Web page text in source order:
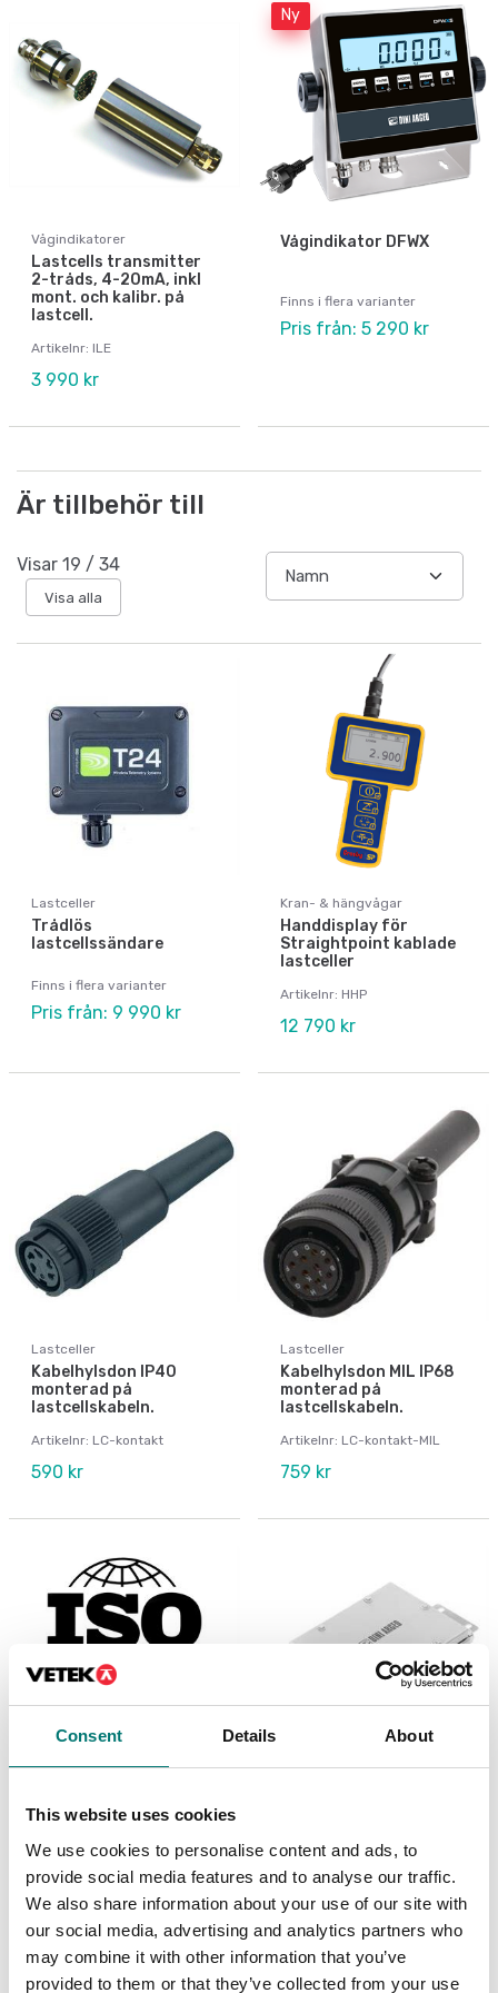
Consent Details About
This website uses cookies
We use cookies to personalise content and ads, to
provide social media features and to analyse our traffic.
We also share information about your use of our site with
our social media, advertising and analytics partners who
may combine it with other information that you’ve
provided to them or that they’ve collected from your use
Vågindikatorer
Lastcells transmitter
2-tråds, 4-20mA, inkl
mont. och kalibr. på
lastcell.
Artikelnr: ILE
3 990 kr
Ny
Vågindikator DFWX
Finns i flera varianter
Pris från: 5 290 kr
Är tillbehör till
Visar 19 / 34
Visa alla
Lastceller
Trådlös
lastcellssändare
Finns i flera varianter
Pris från: 9 990 kr
Kran- & hängvågar
Handdisplay för
Straightpoint kablade
lastceller
Artikelnr: HHP
12 790 kr
Lastceller
Kabelhylsdon IP40
monterad på
lastcellskabeln.
Artikelnr: LC-kontakt
590 kr
Lastceller
Kabelhylsdon MIL IP68
monterad på
lastcellskabeln.
Artikelnr: LC-kontakt-MIL
759 kr
Kalibrering av lastcell,
ISO376 klass 05
Artikelnr: ISO376-LCKAL
för 4st lastceller, AISI
304.
Artikelnr: JB4QIP69K
4 785 kr